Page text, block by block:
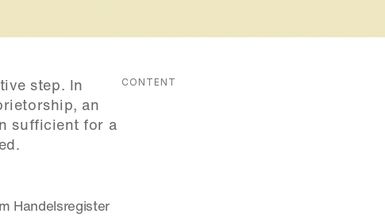
step. In
an
sufficient for a
Handelsregister
CONTENT